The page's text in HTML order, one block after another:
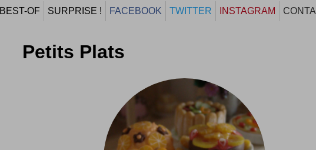
BEST-OF SURPRISE ! FACEBOOK TWITTER INSTAGRAM
Petits Plats